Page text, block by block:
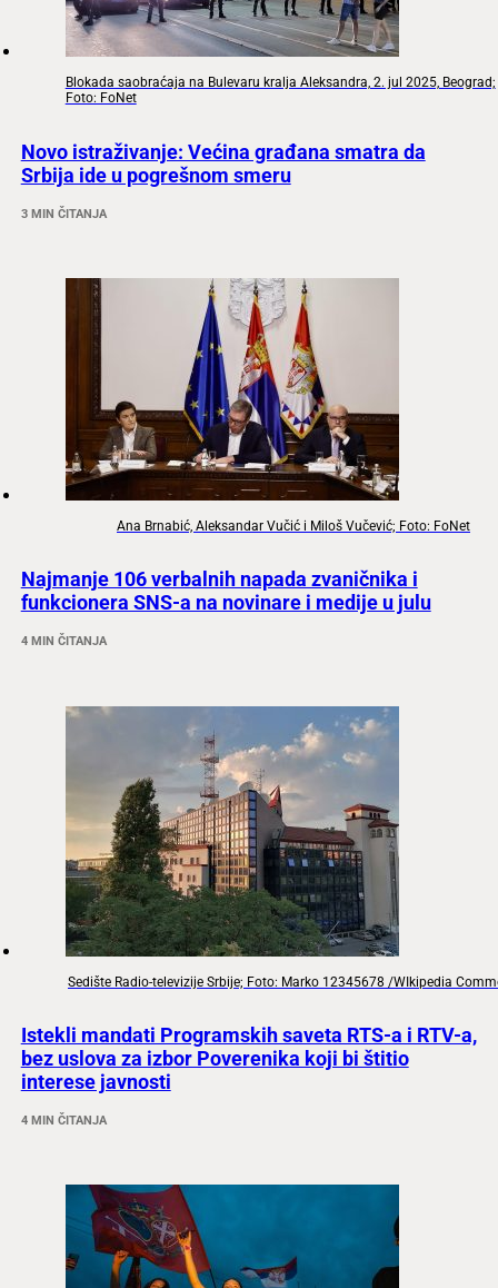
Blokada saobraćaja na Bulevaru kralja Aleksandra, 2. jul 2025, Beograd;
Foto: FoNet
Novo istraživanje: Većina građana smatra da
Srbija ide u pogrešnom smeru
3 MIN ČITANJA
Ana Brnabić, Aleksandar Vučić i Miloš Vučević; Foto: FoNet
Najmanje 106 verbalnih napada zvaničnika i
funkcionera SNS-a na novinare i medije u julu
4 MIN ČITANJA
Sedište Radio-televizije Srbije; Foto: Marko 12345678 /WIkipedia
Istekli mandati Programskih saveta RTS-a i RTV-a,
bez uslova za izbor Poverenika koji bi štitio
interese javnosti
4 MIN ČITANJA